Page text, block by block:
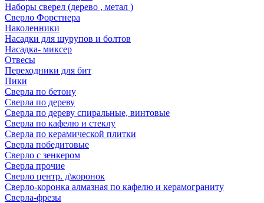
Наборы сверел (дерево , метал )
Сверло Форстнера
Наколенники
Насадки для шурупов и болтов
Насадка- миксер
Отвесы
Переходники для бит
Пики
Сверла по бетону
Сверла по дереву
Сверла по дереву спиральные, винтовые
Сверла по кафелю и стеклу
Сверла по керамической плитки
Сверла победитовые
Сверло с зенкером
Сверла прочие
Сверло центр. д\коронок
Сверло-коронка алмазная по кафелю и керамограниту
Сверла-фрезы